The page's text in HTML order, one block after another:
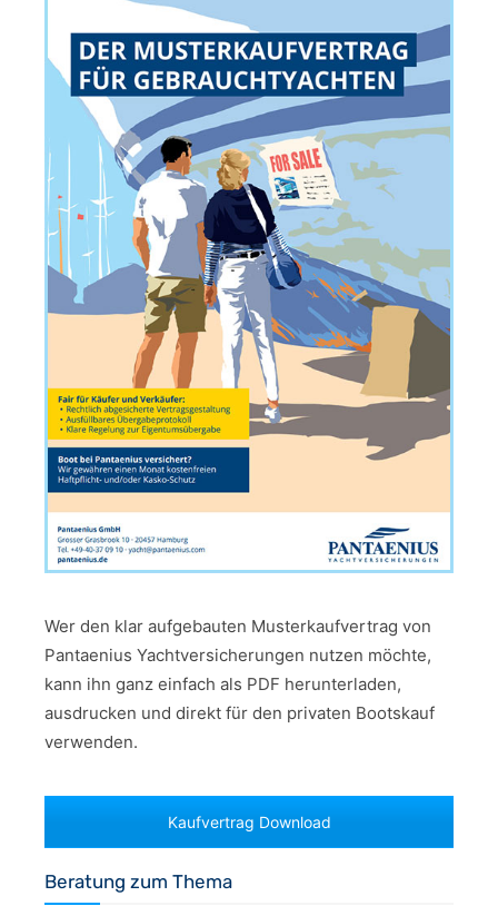
Wer den klar aufgebauten Musterkaufvertrag von
Pantaenius Yachtversicherungen nutzen möchte,
kann ihn ganz einfach als PDF herunterladen,
ausdrucken und direkt für den privaten Bootskauf
verwenden.
Kaufvertrag Download
Beratung zum Thema